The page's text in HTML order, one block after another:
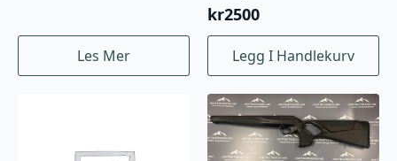
Les Mer
kr2500
Legg I Handlekurv